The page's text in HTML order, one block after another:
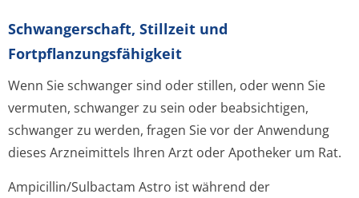
Schwangerschaft, Stillzeit und
Fortpflanzungsfähig­keit
Wenn Sie schwanger sind oder stillen, oder wenn Sie
vermuten, schwanger zu sein oder beabsichtigen,
schwanger zu werden, fragen Sie vor der Anwendung
dieses Arzneimittels Ihren Arzt oder Apotheker um Rat.
Ampicillin/Sul­bactam Astro ist während der